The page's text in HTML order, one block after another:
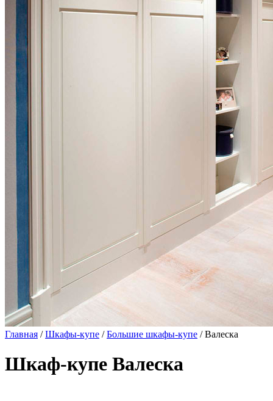
Главная /Шкафы-купе /Большие шкафы-купе / Валеска
Шкаф-купе Валеска